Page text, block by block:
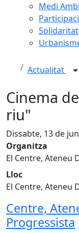
Medi
Actualitat
Cinema
riu"
Dissabte, 13 de
Organitza
El Centre, Ateneu
Lloc
El Centre, Ateneu
Centre,
Progressista